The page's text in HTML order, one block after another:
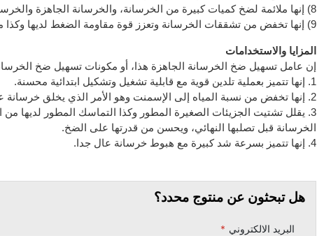
8) إنها ملائمة لضخ كميات كبيرة من الخرسانة، والخرسانة الجاهزة والخرسانة المضخوخة.
9) إنها تخفض من تشققات الخرسانة وتعزز قوة مقاومة الضغط لديها وكذا مقاومة الانحناء.
المزايا والاستخدامات
إن عامل تسهيل ضخ الخرسانة الجاهزة هذا، أو مكونات تسهيل ضخ
1. إنها تتميز بعملية تلدين قوية مع قابلية تشغيل وتشكيل ابتدائية محسنة.
2. إنها تخفض من نسبة المياه إلى الإسمنت وهو الأمر الذي يخلق خرسانة عالية القوة بدون محتويات إسمنت زائدة.
3. يقلل تشتيت الجزيئات الصغيرة المطور وكذا التماسك المطور لديها
الخرسانة قبل تصلبها النهائي، ويحسن من قدرتها على الضخ.
4. إنها تتميز بسرعة شد كبيرة مع هبوط خرسانة عال جدا.
هل تبحثون عن منتوج محدد؟